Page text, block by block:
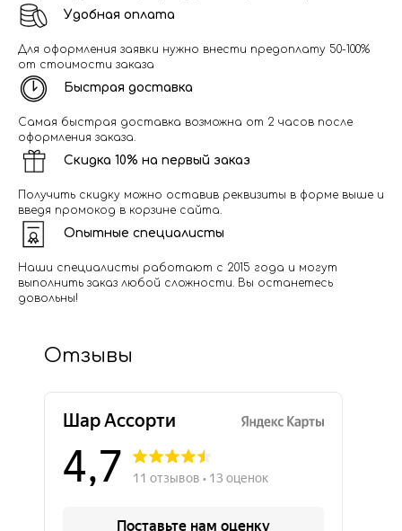
Удобная оплата
Для оформления заявки нужно внести предоплату 50-100%
от стоимости заказа
Быстрая доставка
Самая быстрая доставка возможна от 2 часов после
оформления заказа.
Скидка 10% на первый заказ
Получить скидку можно оставив реквизиты в форме выше и
введя промокод в корзине сайта.
Опытные специалисты
Наши специалисты работают с 2015 года и могут
выполнить заказ любой сложности. Вы останетесь
довольны!
Отзывы